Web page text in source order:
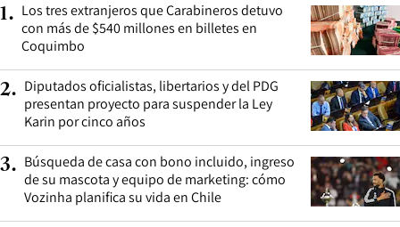
1. Los tres extranjeros que Carabineros detuvo
con más de $540 millones en billetes en
Coquimbo
2. Diputados oficialistas, libertarios y del PDG
presentan proyecto para suspender la Ley
Karin por cinco años
3. Búsqueda de casa con bono incluido, ingreso
de su mascota y equipo de marketing: cómo
Vozinha planifica su vida en Chile